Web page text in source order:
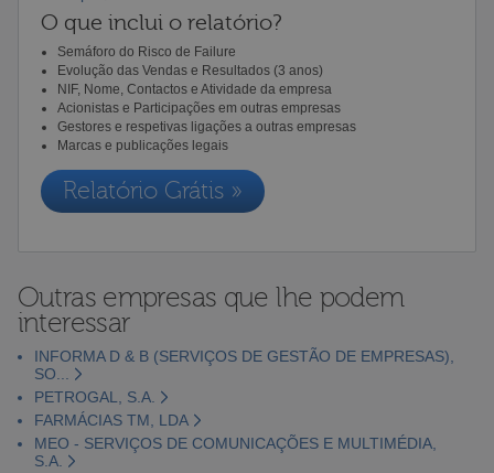
O que inclui o relatório?
Semáforo do Risco de Failure
Evolução das Vendas e Resultados (3 anos)
NIF, Nome, Contactos e Atividade da empresa
Acionistas e Participações em outras empresas
Gestores e respetivas ligações a outras empresas
Marcas e publicações legais
Relatório Grátis »
Outras empresas que lhe podem
interessar
INFORMA D & B (SERVIÇOS DE GESTÃO DE EMPRESAS),
SO...
PETROGAL, S.A.
FARMÁCIAS TM, LDA
MEO - SERVIÇOS DE COMUNICAÇÕES E MULTIMÉDIA,
S.A.